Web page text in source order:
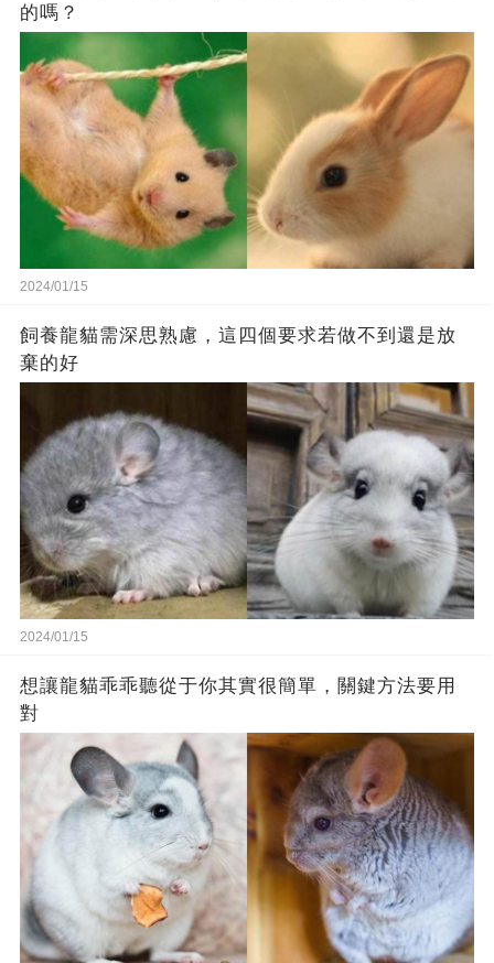
的嗎？
2024/01/15
飼養龍貓需深思熟慮，這四個要求若做不到還是放
棄的好
2024/01/15
想讓龍貓乖乖聽從于你其實很簡單，關鍵方法要用
對